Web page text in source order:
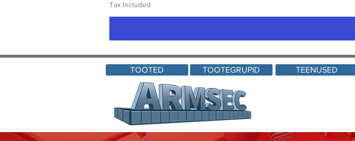
Tax Included
TOOTED TOOTEGRUPID TEENUSED